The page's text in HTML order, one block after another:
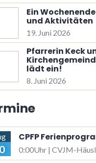
Ein
und Aktivitäten
19. Juni 2026
Pfarrerin Keck
lädt ein!
8. Juni 2026
CPFP
0:00Uhr | CVJM-